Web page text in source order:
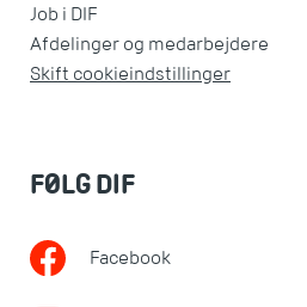
Job i DIF
Afdelinger og medarbejdere
Skift cookieindstillinger
FØLG DIF
Facebook